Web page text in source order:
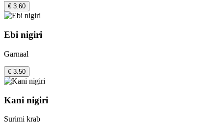
€ 3.60
Ebi nigiri
Garnaal
€ 3.50
Kani nigiri
Surimi krab